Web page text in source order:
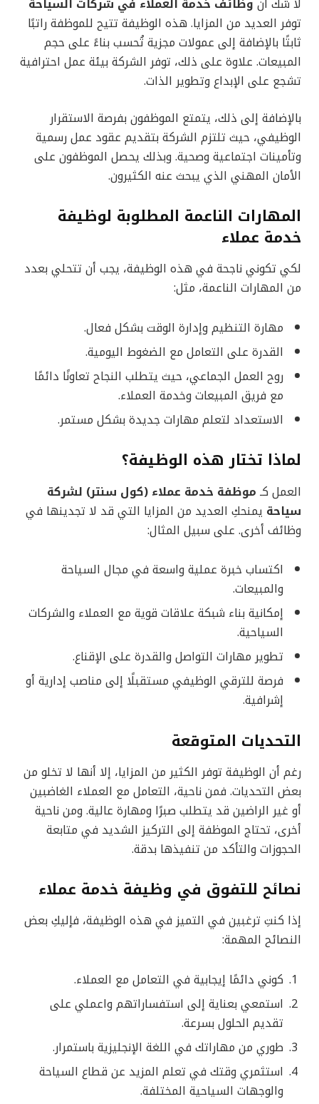
لا شك أن وظائف خدمة العملاء في شركات السياحة
توفر العديد من المزايا. هذه الوظيفة تتيح للموظفة راتبًا
ثابتًا بالإضافة إلى عمولات مجزية تُحسب بناءً على حجم
المبيعات. علاوة على ذلك، توفر الشركة بيئة عمل احترافية
تشجع على الإبداع وتطوير الذات.
بالإضافة إلى ذلك، يتمتع الموظفون بفرصة الاستقرار
الوظيفي، حيث تلتزم الشركة بتقديم عقود عمل رسمية
وتأمينات اجتماعية وصحية. وبذلك يحصل الموظفون على
الأمان المهني الذي يبحث عنه الكثيرون.
المهارات الناعمة المطلوبة لوظيفة
خدمة عملاء
لكي تكوني ناجحة في هذه الوظيفة، يجب أن تتحلي بعدد
من المهارات الناعمة، مثل:
مهارة التنظيم وإدارة الوقت بشكل فعال.
القدرة على التعامل مع الضغوط اليومية.
روح العمل الجماعي، حيث يتطلب النجاح تعاونًا دائمًا
مع فريق المبيعات وخدمة العملاء.
الاستعداد لتعلم مهارات جديدة بشكل مستمر.
لماذا تختار هذه الوظيفة؟
العمل كـ موظفة خدمة عملاء (كول سنتر) لشركة
سياحة يمنحكِ العديد من المزايا التي قد لا تجدينها في
وظائف أخرى. على سبيل المثال:
اكتساب خبرة عملية واسعة في مجال السياحة
والمبيعات.
إمكانية بناء شبكة علاقات قوية مع العملاء والشركات
السياحية.
تطوير مهارات التواصل والقدرة على الإقناع.
فرصة للترقي الوظيفي مستقبلًا إلى مناصب إدارية أو
إشرافية.
التحديات المتوقعة
رغم أن الوظيفة توفر الكثير من المزايا، إلا أنها لا تخلو من
بعض التحديات. فمن ناحية، التعامل مع العملاء الغاضبين
أو غير الراضين قد يتطلب صبرًا ومهارة عالية. ومن ناحية
أخرى، تحتاج الموظفة إلى التركيز الشديد في متابعة
الحجوزات والتأكد من تنفيذها بدقة.
نصائح للتفوق في وظيفة خدمة عملاء
إذا كنتِ ترغبين في التميز في هذه الوظيفة، فإليكِ بعض
النصائح المهمة:
كوني دائمًا إيجابية في التعامل مع العملاء.
استمعي بعناية إلى استفساراتهم واعملي على
تقديم الحلول بسرعة.
طوري من مهاراتك في اللغة الإنجليزية باستمرار.
استثمري وقتك في تعلم المزيد عن قطاع السياحة
والوجهات السياحية المختلفة.